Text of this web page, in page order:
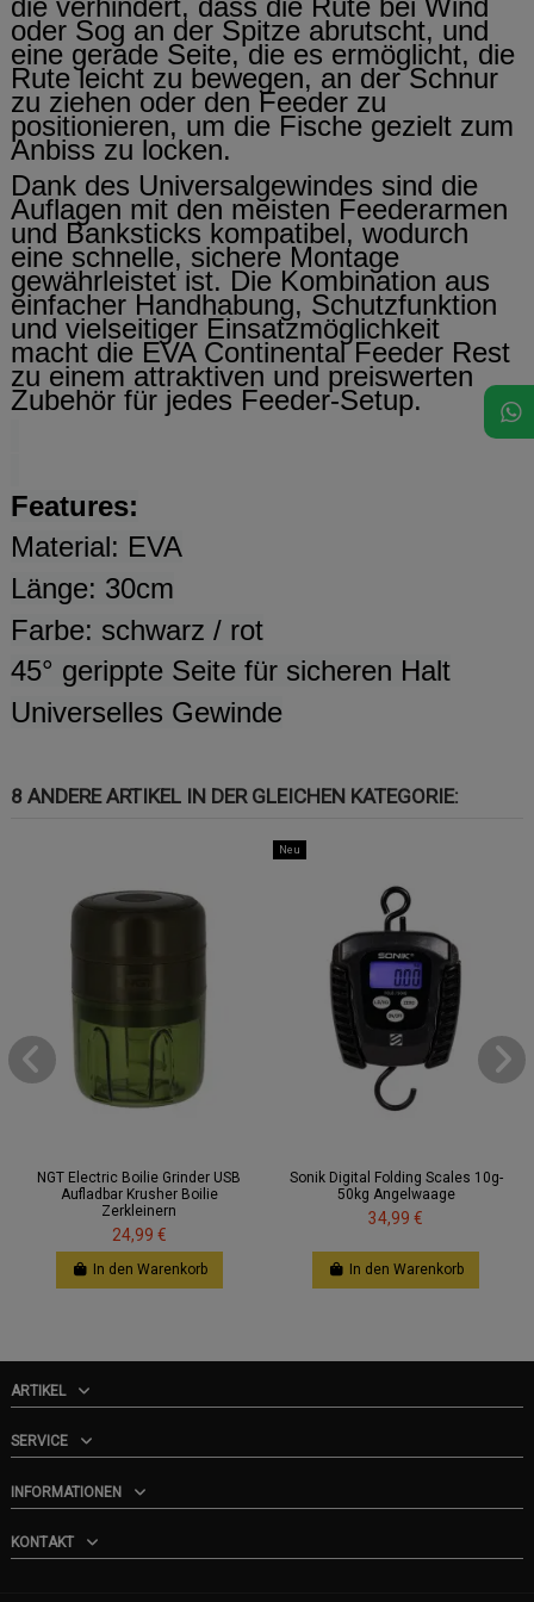
die verhindert, dass die Rute bei Wind
oder Sog an der Spitze abrutscht, und
eine gerade Seite, die es ermöglicht, die
Rute leicht zu bewegen, an der Schnur
zu ziehen oder den Feeder zu
positionieren, um die Fische gezielt zum
Anbiss zu locken.
Dank des Universalgewindes sind die
Auflagen mit den meisten Feederarmen
und Banksticks kompatibel, wodurch
eine schnelle, sichere Montage
gewährleistet ist. Die Kombination aus
einfacher Handhabung, Schutzfunktion
und vielseitiger Einsatzmöglichkeit
macht die EVA Continental Feeder Rest
zu einem attraktiven und preiswerten
Zubehör für jedes Feeder-Setup.
Features:
Material: EVA
Länge: 30cm
Farbe: schwarz / rot
45° gerippte Seite für sicheren Halt
Universelles Gewinde
8 ANDERE ARTIKEL IN DER GLEICHEN KATEGORIE:
NGT Electric Boilie Grinder USB
Aufladbar Krusher Boilie
Zerkleinern
24,99 €
In den Warenkorb
Neu
Sonik Digital Folding Scales 10g-
50kg Angelwaage
34,99 €
In den Warenkorb
ARTIKEL
SERVICE
INFORMATIONEN
KONTAKT